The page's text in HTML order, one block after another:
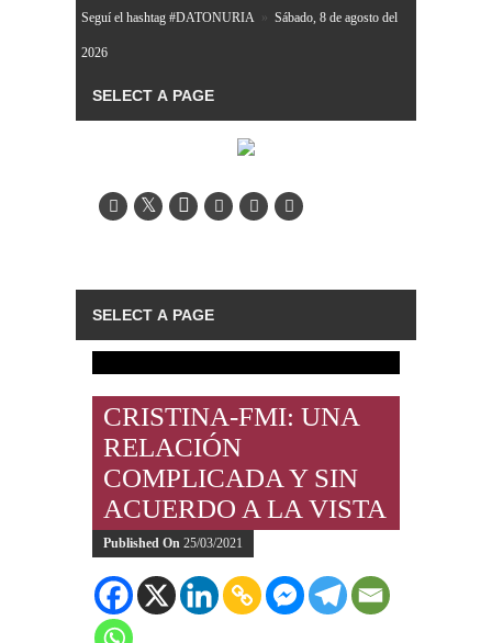
Seguí el hashtag #DATONURIA » Sábado, 8 de agosto del
2026
CRISTINA-FMI: UNA
RELACIÓN
COMPLICADA Y SIN
ACUERDO A LA VISTA
Published On 25/03/2021